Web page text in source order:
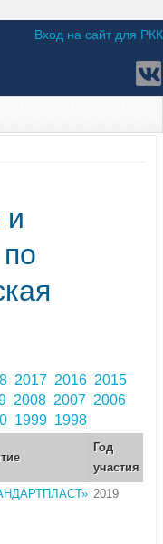
Вход на сайт для РКК
и
2017 2016 2015
2008 2007 2006
1999 1998
Год
участия
2019